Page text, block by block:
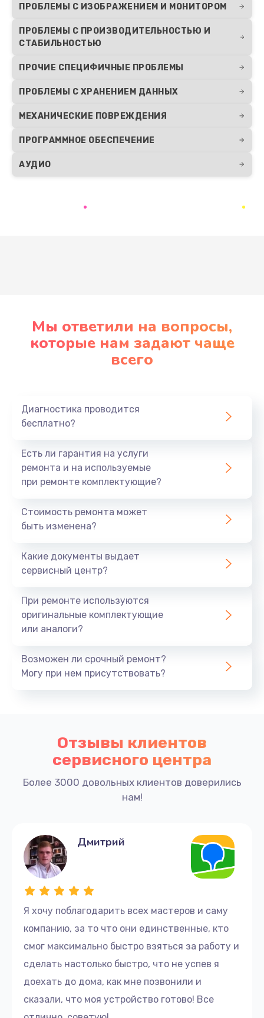
ПРОБЛЕМЫ С ИЗОБРАЖЕНИЕМ И МОНИТОРОМ
ПРОБЛЕМЫ С ПРОИЗВОДИТЕЛЬНОСТЬЮ И
СТАБИЛЬНОСТЬЮ
ПРОЧИЕ СПЕЦИФИЧНЫЕ ПРОБЛЕМЫ
ПРОБЛЕМЫ С ХРАНЕНИЕМ ДАННЫХ
МЕХАНИЧЕСКИЕ ПОВРЕЖДЕНИЯ
ПРОГРАММНОЕ ОБЕСПЕЧЕНИЕ
АУДИО
Мы ответили на вопросы,
которые нам задают чаще
всего
Диагностика проводится
бесплатно?
Есть ли гарантия на услуги
ремонта и на используемые
при ремонте комплектующие?
Стоимость ремонта может
быть изменена?
Какие документы выдает
сервисный центр?
При ремонте используются
оригинальные комплектующие
или аналоги?
Возможен ли срочный ремонт?
Могу при нем присутствовать?
Отзывы клиентов
сервисного центра
Более 3000 довольных клиентов доверились
нам!
Я хочу поблагодарить всех мастеров и саму
компанию, за то что они единственные, кто
смог максимально быстро взяться за работу и
сделать настолько быстро, что не успев я
доехать до дома, как мне позвонили и
сказали, что моя устройство готово! Все
Дмитрий